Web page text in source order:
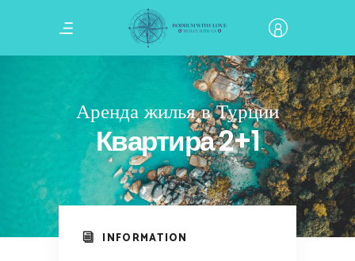
Аренда жилья в Турции
Квартира 2+1
INFORMATION